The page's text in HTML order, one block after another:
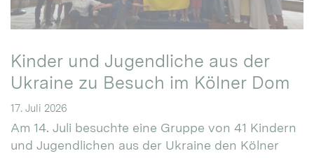
Kinder und Jugendliche aus der
Ukraine zu Besuch im Kölner Dom
17. Juli 2026
Am 14. Juli besuchte eine Gruppe von 41 Kindern
und Jugendlichen aus der Ukraine den Kölner